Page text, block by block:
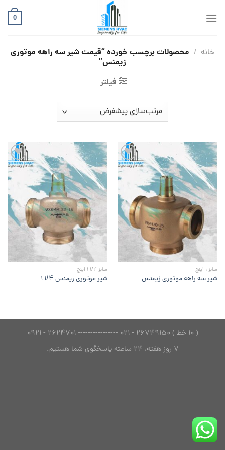
0
خانه / محصولات برچسب خورده “قیمت شیر سه راهه موتوری
زیمنس”
فیلتر
افزودن
علاقه
مندی
ها
سایز 1 اینچ
شیر سه راهه موتوری زیمنس
افزودن
علاقه
مندی
سایز 1/4 1 اینچ
شیر موتوری زیمنس ۱/۴ ۱
( 10 خط ) 26749150 - 021 ---------------- 2624701 - 0921
7 روز هفته، 24 ساعته پاسخگوی شما هستیم.